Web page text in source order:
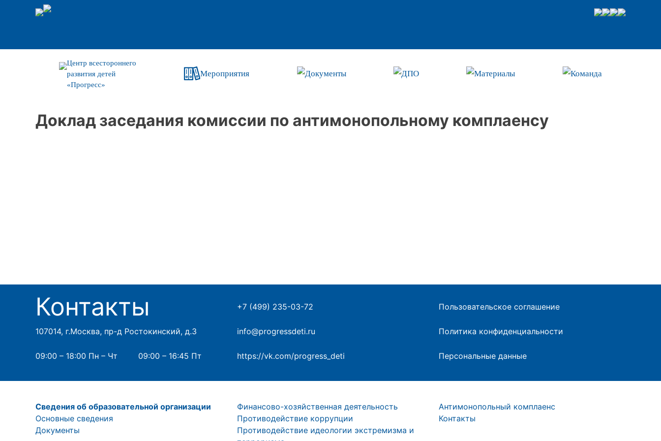
Центр всестороннего
развития детей
«Прогресс»
Мероприятия Документы ДПО Материалы Команда
Доклад заседания комиссии по антимонопольному комплаенсу
Контакты
107014, г.Москва, пр-д Ростокинский, д.3
09:00 – 18:00 Пн – Чт 09:00 – 16:45 Пт
+7 (499) 235-03-72
info@progressdeti.ru
https://vk.com/progress_deti
Пользовательское соглашение
Политика конфиденциальности
Персональные данные
Сведения об образовательной организации
Основные сведения
Документы
Финансово-хозяйственная деятельность
Противодействие коррупции
Противодействие идеологии экстремизма и
Антимонопольный комплаенс
Контакты